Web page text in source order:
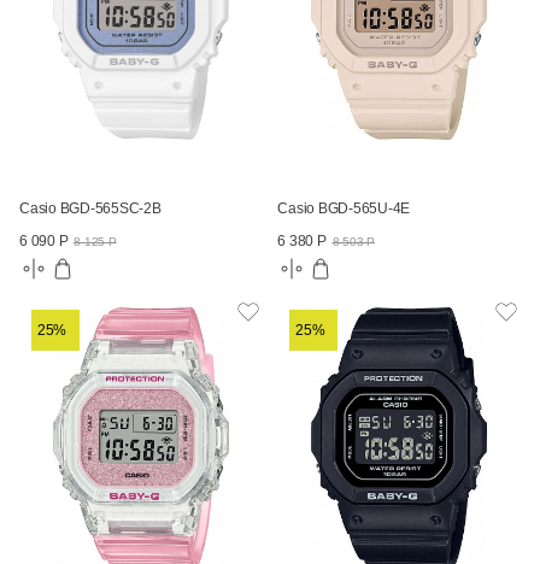
Casio BGD-565SC-2B
6 090 Р 8 125 Р
Casio BGD-565U-4E
6 380 Р 8 503 Р
25% 25%